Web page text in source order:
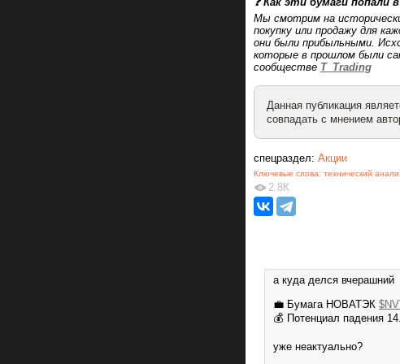
Мы смотрим на
покупку или продажу для
они были прибыльными.
которые в прошлом были
сообществе T_Trading
Данная публикация
совпадать с мнением
спецраздел: Акции
Ключевые слова: технический
2.8К
а куда делся вчерашний
💼 Бумага НОВАТЭК
💰 Потенциал падения
уже неактуально?